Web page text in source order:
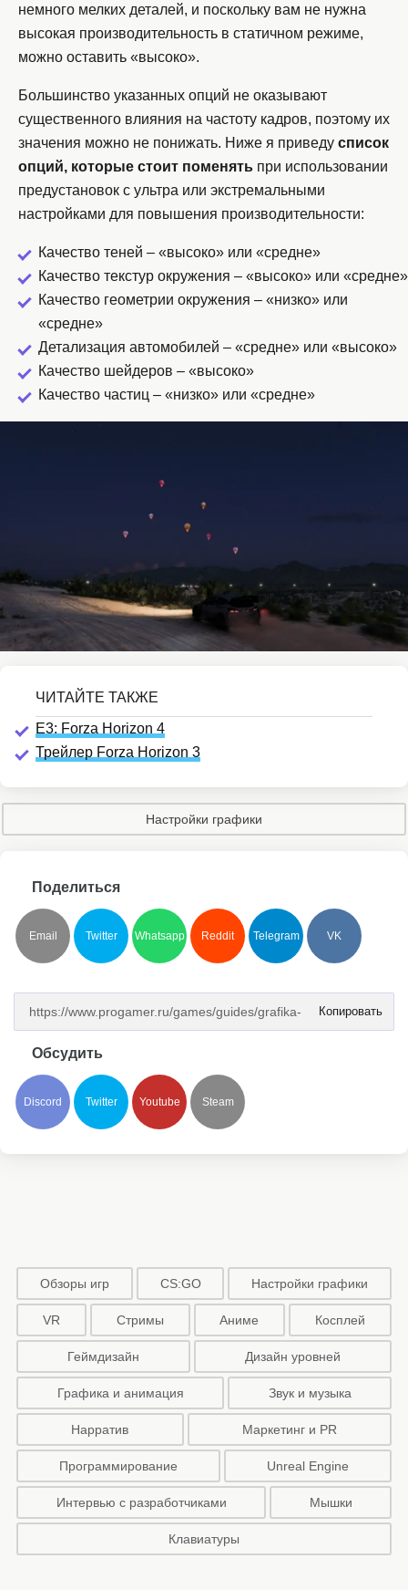
немного мелких деталей, и поскольку вам не нужна
высокая производительность в статичном режиме,
можно оставить «высоко».
Большинство указанных опций не оказывают
существенного влияния на частоту кадров, поэтому их
значения можно не понижать. Ниже я приведу список
опций, которые стоит поменять при использовании
предустановок с ультра или экстремальными
настройками для повышения производительности:
Качество теней – «высоко» или «средне»
Качество текстур окружения – «высоко» или «средне»
Качество геометрии окружения – «низко» или
«средне»
Детализация автомобилей – «средне» или «высоко»
Качество шейдеров – «высоко»
Качество частиц – «низко» или «средне»
E3: Forza Horizon 4
Трейлер Forza Horizon 3
Настройки графики
Поделиться
Email Twitter Whatsapp Reddit Telegram VK
Копировать
Обсудить
Discord Twitter Youtube Steam
Обзоры игр CS:GO Настройки графики
VR Стримы Аниме Косплей
Геймдизайн Дизайн уровней
Графика и анимация Звук и музыка
Нарратив Маркетинг и PR
Программирование Unreal Engine
Интервью с разработчиками Мышки
Клавиатуры